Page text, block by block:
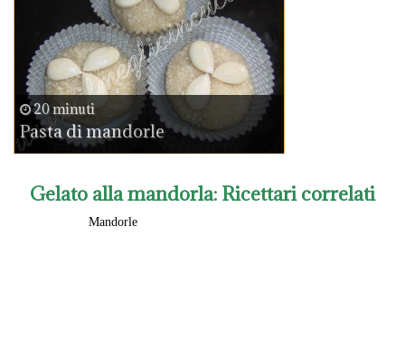
20 minuti
Pasta di mandorle
Gelato alla mandorla: Ricettari correlati
Mandorle